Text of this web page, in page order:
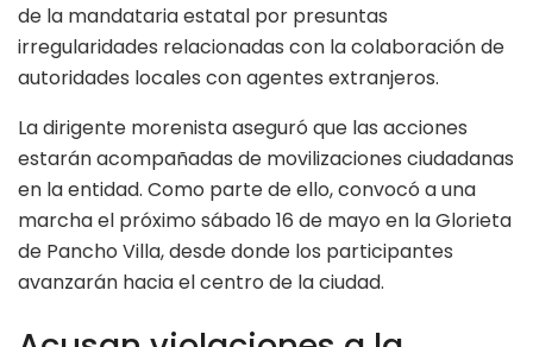
de la mandataria estatal por presuntas
irregularidades relacionadas con la colaboración de
autoridades locales con agentes extranjeros.
La dirigente morenista aseguró que las acciones
estarán acompañadas de movilizaciones ciudadanas
en la entidad. Como parte de ello, convocó a una
marcha el próximo sábado 16 de mayo en la Glorieta
de Pancho Villa, desde donde los participantes
avanzarán hacia el centro de la ciudad.